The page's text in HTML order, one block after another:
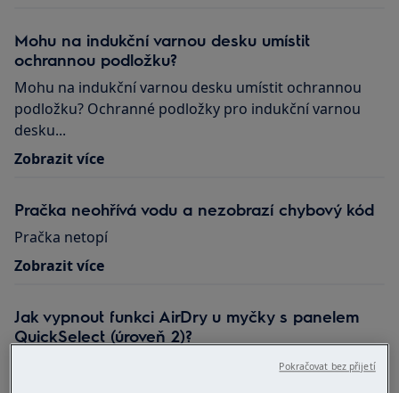
Mohu na indukční varnou desku umístit
ochrannou podložku?
Mohu na indukční varnou desku umístit ochrannou
podložku? Ochranné podložky pro indukční varnou
desku...
Zobrazit více
Pračka neohřívá vodu a nezobrazí chybový kód
Pračka netopí
Zobrazit více
Jak vypnout funkci AirDry u myčky s panelem
QuickSelect (úroveň 2)?
Nemohu vypnout funkci AirDry Jak vypnout funkci
Pokračovat bez přijetí